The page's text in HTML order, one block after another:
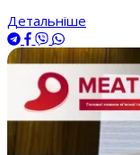
Детальніше